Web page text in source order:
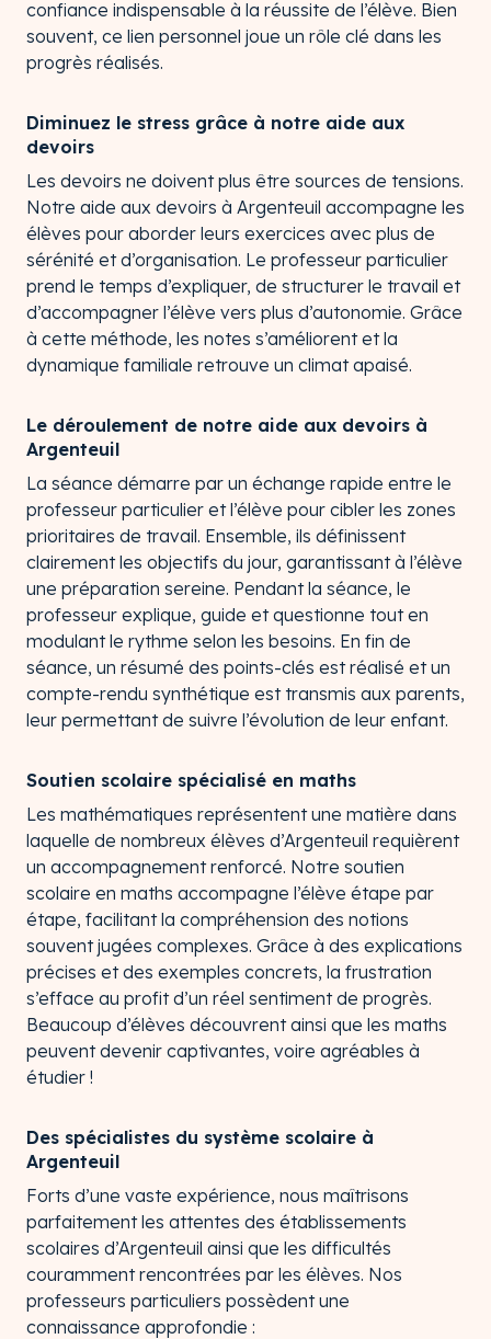
confiance indispensable à la réussite de l’élève. Bien
souvent, ce lien personnel joue un rôle clé dans les
progrès réalisés.
Diminuez le stress grâce à notre aide aux
devoirs
Les devoirs ne doivent plus être sources de tensions.
Notre aide aux devoirs à Argenteuil accompagne les
élèves pour aborder leurs exercices avec plus de
sérénité et d’organisation. Le professeur particulier
prend le temps d’expliquer, de structurer le travail et
d’accompagner l’élève vers plus d’autonomie. Grâce
à cette méthode, les notes s’améliorent et la
dynamique familiale retrouve un climat apaisé.
Le déroulement de notre aide aux devoirs à
Argenteuil
La séance démarre par un échange rapide entre le
professeur particulier et l’élève pour cibler les zones
prioritaires de travail. Ensemble, ils définissent
clairement les objectifs du jour, garantissant à l’élève
une préparation sereine. Pendant la séance, le
professeur explique, guide et questionne tout en
modulant le rythme selon les besoins. En fin de
séance, un résumé des points-clés est réalisé et un
compte-rendu synthétique est transmis aux parents,
leur permettant de suivre l’évolution de leur enfant.
Soutien scolaire spécialisé en maths
Les mathématiques représentent une matière dans
laquelle de nombreux élèves d’Argenteuil requièrent
un accompagnement renforcé. Notre soutien
scolaire en maths accompagne l’élève étape par
étape, facilitant la compréhension des notions
souvent jugées complexes. Grâce à des explications
précises et des exemples concrets, la frustration
s’efface au profit d’un réel sentiment de progrès.
Beaucoup d’élèves découvrent ainsi que les maths
peuvent devenir captivantes, voire agréables à
étudier !
Des spécialistes du système scolaire à
Argenteuil
Forts d’une vaste expérience, nous maîtrisons
parfaitement les attentes des établissements
scolaires d’Argenteuil ainsi que les difficultés
couramment rencontrées par les élèves. Nos
professeurs particuliers possèdent une
connaissance approfondie :